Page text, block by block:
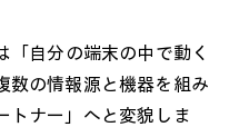
「自分の端末の中で動く
数の情報源と機器を組み
トナー」へと変貌しま